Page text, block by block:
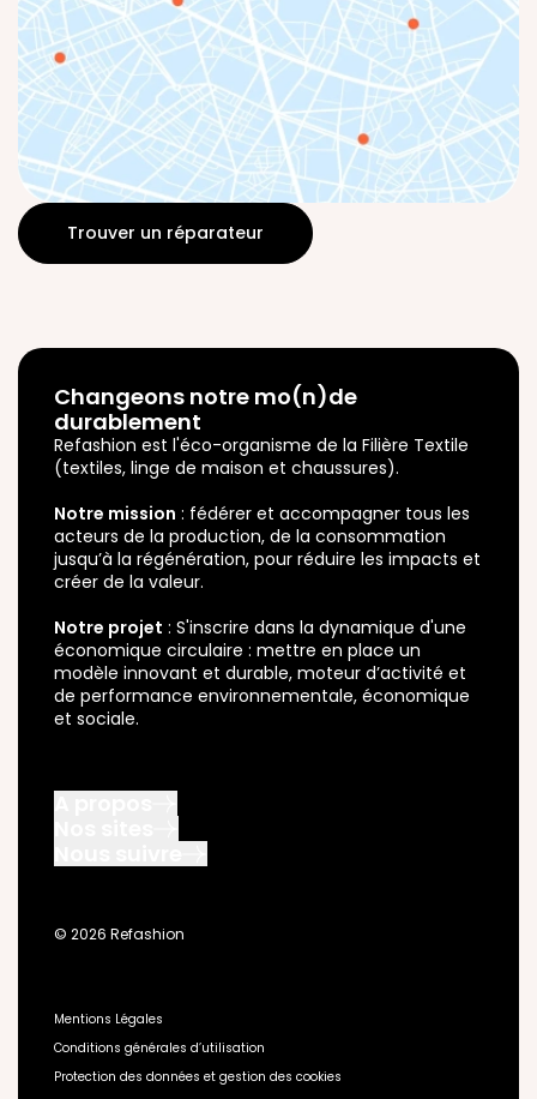
Trouver un réparateur
Changeons notre mo(n)de
durablement
Refashion est l'éco-organisme de la Filière Textile
(textiles, linge de maison et chaussures).
Notre mission : fédérer et accompagner tous les
acteurs de la production, de la consommation
jusqu’à la régénération, pour réduire les impacts et
créer de la valeur.
Notre projet : S'inscrire dans la dynamique d'une
économique circulaire : mettre en place un
modèle innovant et durable, moteur d’activité et
de performance environnementale, économique
et sociale.
Nous rejoindre
Notre gouvernance
Nous Contacter
ReFashion Pro
Youtube
© 2026 Refashion
Mentions Légales
Conditions générales d’utilisation
Protection des données et gestion des cookies